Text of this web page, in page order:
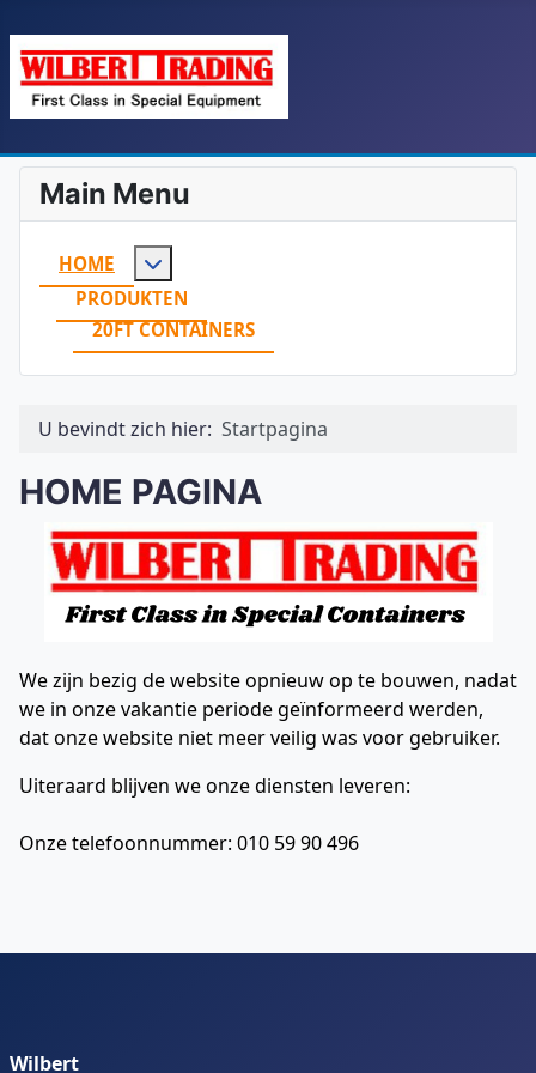
Main Menu
HOME
PRODUKTEN
20FT CONTAINERS
U bevindt zich hier: Startpagina
HOME PAGINA
We zijn bezig de website opnieuw op te bouwen, nadat
we in onze vakantie periode geïnformeerd werden,
dat onze website niet meer veilig was voor gebruiker.
Uiteraard blijven we onze diensten leveren:
Onze telefoonnummer: 010 59 90 496
Wilbert